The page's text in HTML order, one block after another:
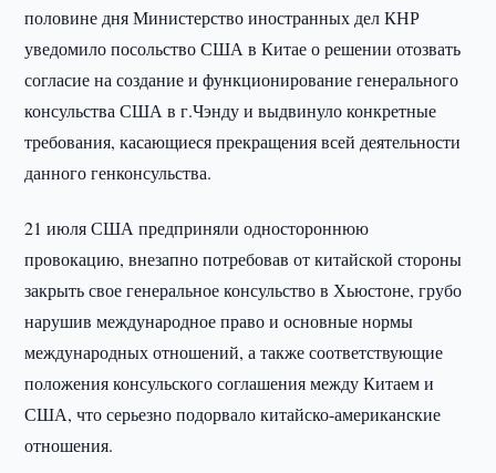
половине дня Министерство иностранных дел КНР
уведомило посольство США в Китае о решении отозвать
согласие на создание и функционирование генерального
консульства США в г.Чэнду и выдвинуло конкретные
требования, касающиеся прекращения всей деятельности
данного генконсульства.
21 июля США предприняли одностороннюю
провокацию, внезапно потребовав от китайской стороны
закрыть свое генеральное консульство в Хьюстоне, грубо
нарушив международное право и основные нормы
международных отношений, а также соответствующие
положения консульского соглашения между Китаем и
США, что серьезно подорвало китайско-американские
отношения.